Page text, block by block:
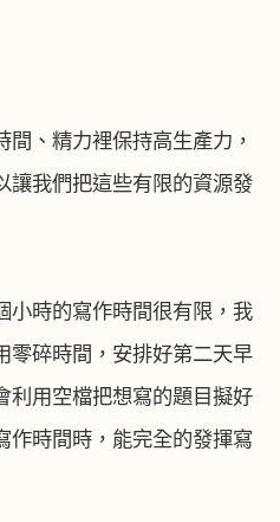
間、精力裡保持高生產力，
讓我們把這些有限的資源發
小時的寫作時間很有限，我
零碎時間，安排好第二天早
利用空檔把想寫的題目擬好
作時間時，能完全的發揮寫